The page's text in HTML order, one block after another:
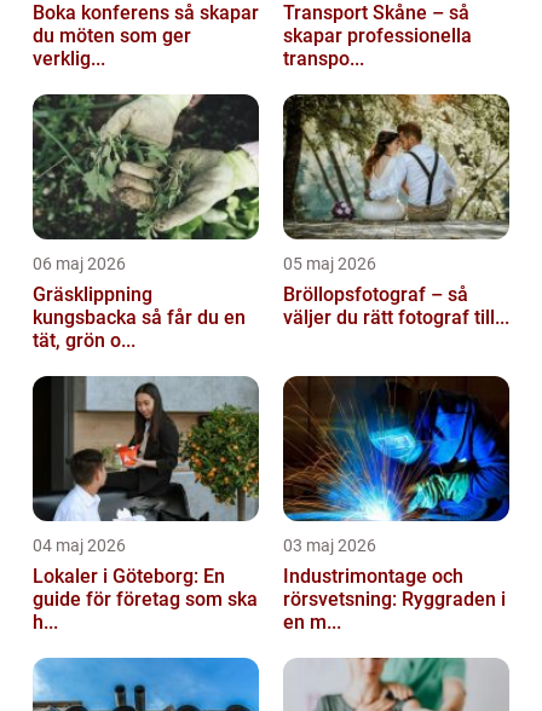
Boka konferens så skapar
du möten som ger
verklig...
Transport Skåne – så
skapar professionella
transpo...
06 maj 2026
Gräsklippning
kungsbacka så får du en
tät, grön o...
05 maj 2026
Bröllopsfotograf – så
väljer du rätt fotograf till...
04 maj 2026
Lokaler i Göteborg: En
guide för företag som ska
h...
03 maj 2026
Industrimontage och
rörsvetsning: Ryggraden i
en m...